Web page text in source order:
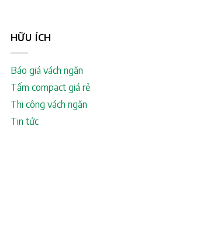
HỮU ÍCH
Báo giá vách ngăn
Tấm compact giá rẻ
Thi công vách ngăn
Tin tức